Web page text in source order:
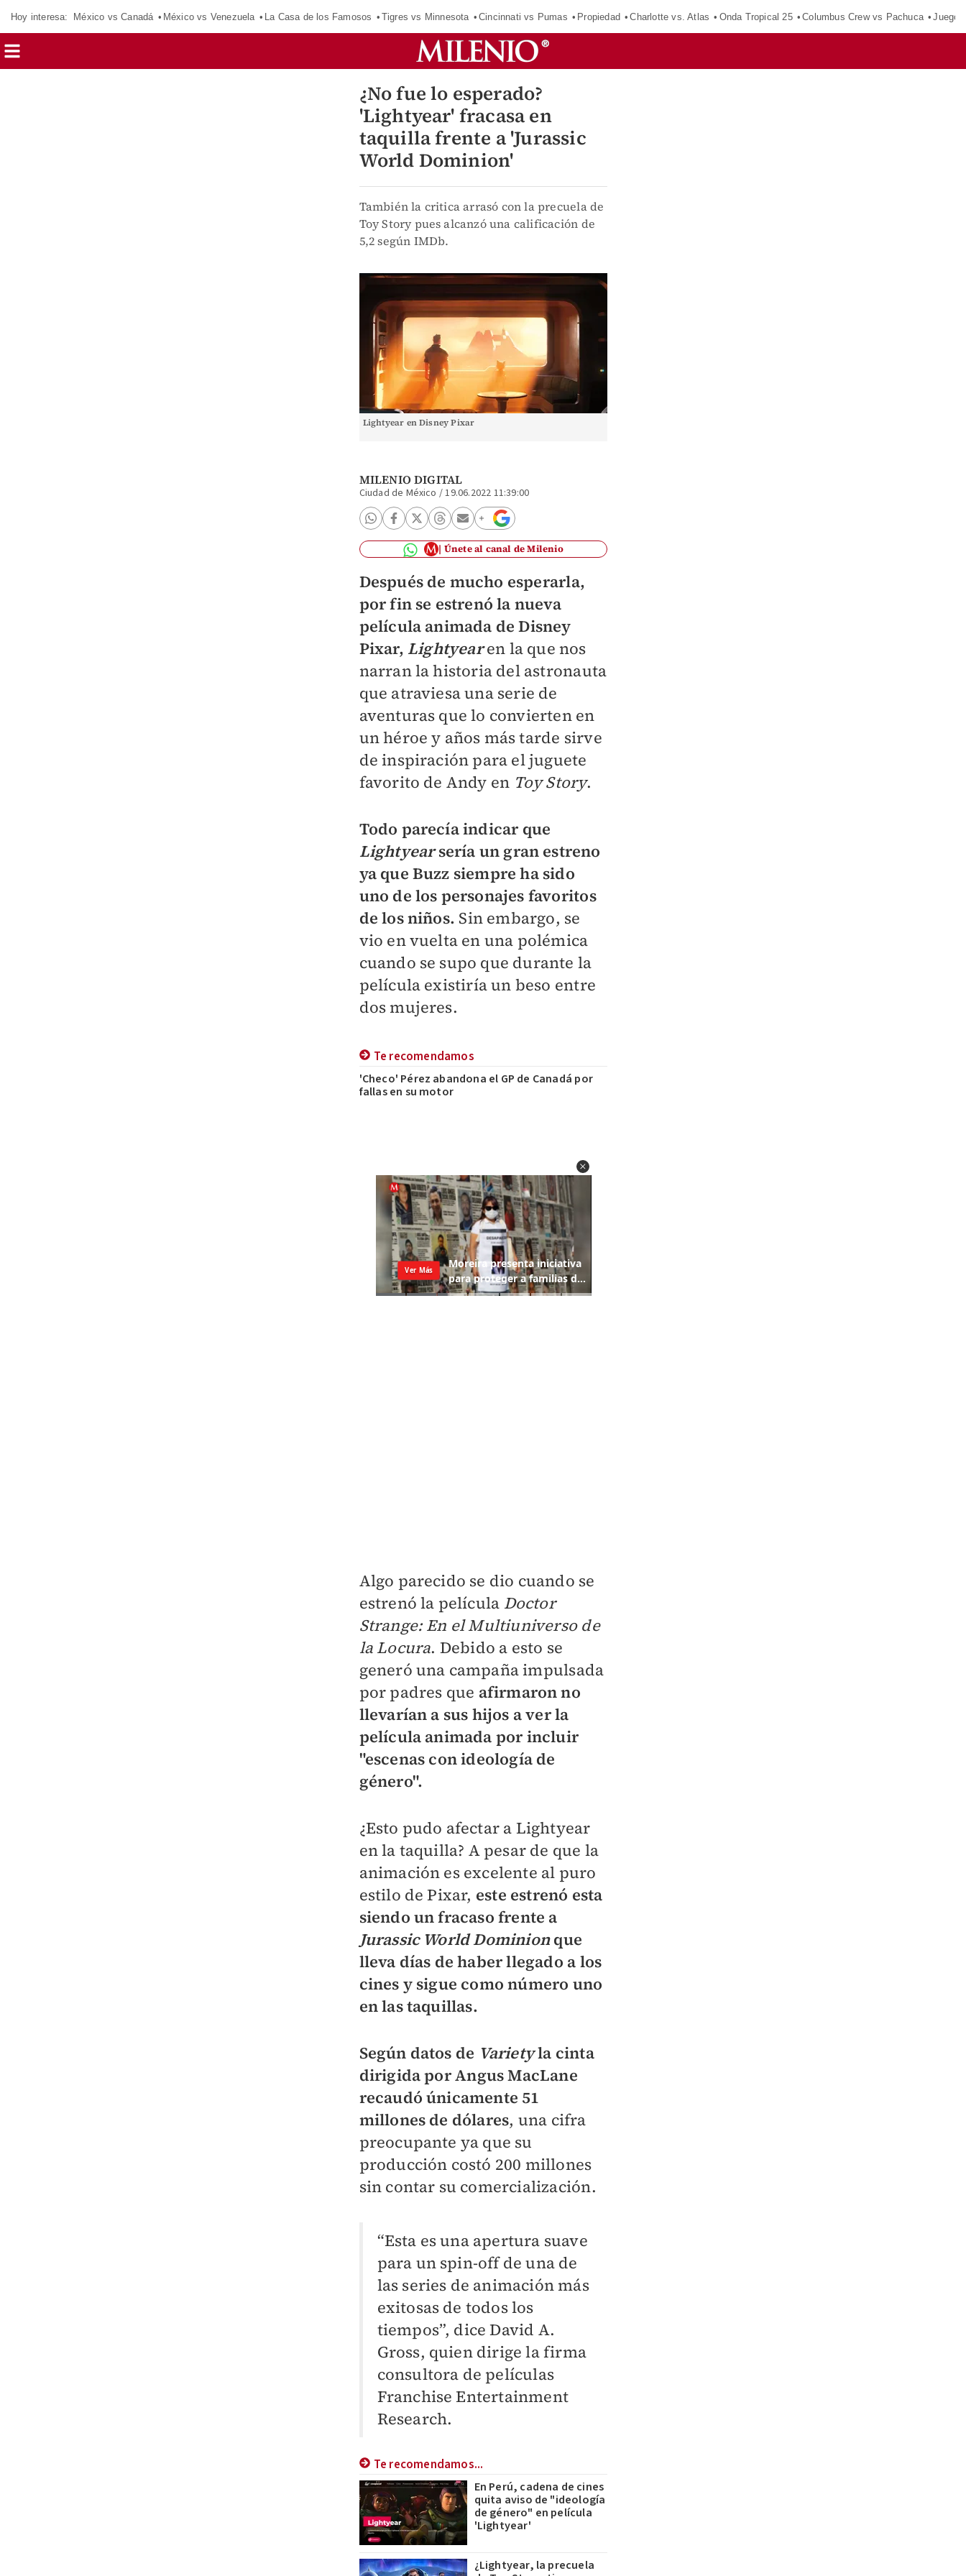
Hoy interesa: México vs Canadá México vs Venezuela La Casa de los Famosos Tigres vs Minnesota Cincinnati vs Pumas Propiedad Charlotte vs. Atlas Onda Tropical 25 Columbus Crew vs Pachuca
¿No fue lo esperado?
'Lightyear' fracasa en
taquilla frente a 'Jurassic
World Dominion'
También la critica arrasó con la precuela de
Toy Story pues alcanzó una calificación de
5,2 según IMDb.
Lightyear en Disney Pixar
MILENIO DIGITAL
Ciudad de México /19.06.2022 11:39:00
Únete al canal de Milenio
Después de mucho esperarla,
por fin se estrenó la nueva
película animada de Disney
Pixar, Lightyearen la que nos
narran la historia del astronauta
que atraviesa una serie de
aventuras que lo convierten en
un héroe y años más tarde sirve
de inspiración para el juguete
favorito de Andy en Toy Story.
Todo parecía indicar que
Lightyearsería un gran estreno
ya que Buzz siempre ha sido
uno de los personajes favoritos
de los niños. Sin embargo, se
vio en vuelta en una polémica
cuando se supo que durante la
película existiría un beso entre
dos mujeres.
Te recomendamos
'Checo' Pérez abandona el GP de Canadá por
fallas en su motor
Algo parecido se dio cuando se
estrenó la película Doctor
Strange: En el Multiuniverso de
la Locura. Debido a esto se
generó una campaña impulsada
por padres que afirmaron no
llevarían a sus hijos a ver la
película animada por incluir
"escenas con ideología de
género".
¿Esto pudo afectar a Lightyear
en la taquilla? A pesar de que la
animación es excelente al puro
estilo de Pixar, este estrenó esta
siendo un fracaso frente a
Jurassic World Dominionque
lleva días de haber llegado a los
cines y sigue como número uno
en las taquillas.
Según datos de Varietyla cinta
dirigida porAngus MacLane
recaudó únicamente 51
millones de dólares, una cifra
preocupante ya que su
producción costó 200 millones
sin contar su comercialización.
“Esta es una apertura suave
para un spin-off de una de
las series de animación más
exitosas de todos los
tiempos”, dice David A.
Gross, quien dirige la firma
consultora de películas
Franchise Entertainment
Research.
Te recomendamos...
En Perú, cadena de cines
quita aviso de "ideología
de género" en película
'Lightyear'
¿Lightyear, la precuela